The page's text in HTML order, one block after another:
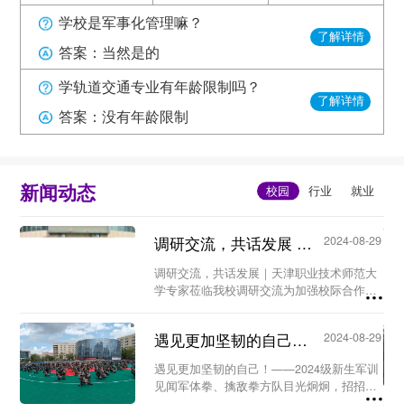
学校是军事化管理嘛？
答案：当然是的
了解详情
学轨道交通专业有年龄限制吗？
答案：没有年龄限制
了解详情
新闻动态
调研交流，共话发展 ｜天津职业技术师范大学专家莅临我校...
2024-08-29
调研交流，共话发展｜天津职业技术师范大
学专家莅临我校调研交流为加强校际合作，
技术师范大学工程实训中心暨世界技能大赛
遇见更加坚韧的自己！ ——2024级新生军训见闻...
2024-08-29
遇见更加坚韧的自己！——2024级新生军训
见闻军体拳、擒敌拳方队目光炯炯，招招到
位；匕首操方队身形矫健，动作凌厉……8